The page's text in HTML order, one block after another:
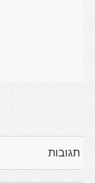
תגובות